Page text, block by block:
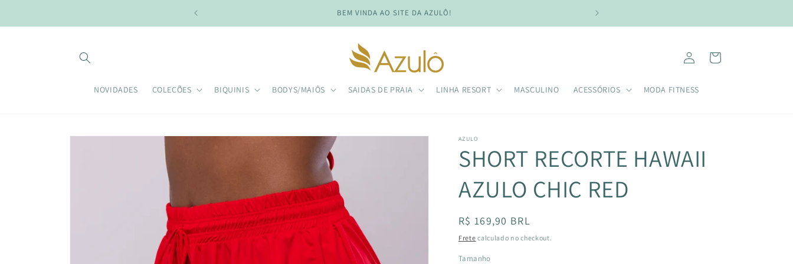
BEM VINDA AO SITE DA AZULÔ!
NOVIDADES COLEÇÕES BIQUINIS BODYS/MAIÔS SAIDAS DE PRAIA LINHA RESORT MASCULINO ACESSÓRIOS MODA FITNESS
Fazer
login
Carrinho
AZULO
SHORT RECORTE HAWAII
AZULO CHIC RED
Preço
normal
R$ 169,90 BRL
Frete calculado no checkout.
Tamanho